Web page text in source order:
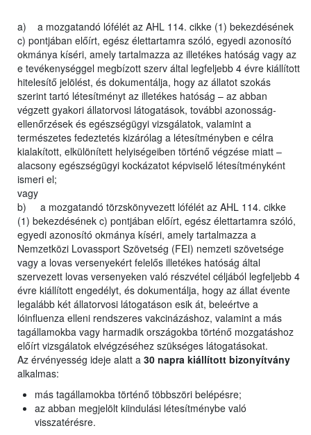
a) a mozgatandó lófélét az AHL 114. cikke (1) bekezdésének
c) pontjában előírt, egész élettartamra szóló, egyedi azonosító
okmánya kíséri, amely tartalmazza az illetékes hatóság vagy az
e tevékenységgel megbízott szerv által legfeljebb 4 évre kiállított
hitelesítő jelölést, és dokumentálja, hogy az állatot szokás
szerint tartó létesítményt az illetékes hatóság – az abban
végzett gyakori állatorvosi látogatások, további azonosság-
ellenőrzések és egészségügyi vizsgálatok, valamint a
természetes fedeztetés kizárólag a létesítményben e célra
kialakított, elkülönített helyiségeiben történő végzése miatt –
alacsony egészségügyi kockázatot képviselő létesítményként
ismeri el;
vagy
b) a mozgatandó törzskönyvezett lófélét az AHL 114. cikke
(1) bekezdésének c) pontjában előírt, egész élettartamra szóló,
egyedi azonosító okmánya kíséri, amely tartalmazza a
Nemzetközi Lovassport Szövetség (FEI) nemzeti szövetsége
vagy a lovas versenyekért felelős illetékes hatóság által
szervezett lovas versenyeken való részvétel céljából legfeljebb 4
évre kiállított engedélyt, és dokumentálja, hogy az állat évente
legalább két állatorvosi látogatáson esik át, beleértve a
lóinfluenza elleni rendszeres vakcinázáshoz, valamint a más
tagállamokba vagy harmadik országokba történő mozgatáshoz
előírt vizsgálatok elvégzéséhez szükséges látogatásokat.
Az érvényesség ideje alatt a 30 napra kiállított bizonyítvány
alkalmas:
más tagállamokba történő többszöri belépésre;
az abban megjelölt kiindulási létesítménybe való
visszatérésre.